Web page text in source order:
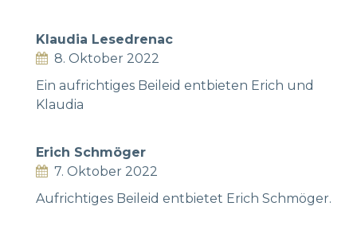
Klaudia Lesedrenac
8. Oktober 2022
Ein aufrichtiges Beileid entbieten Erich und
Klaudia
Erich Schmöger
7. Oktober 2022
Aufrichtiges Beileid entbietet Erich Schmöger.